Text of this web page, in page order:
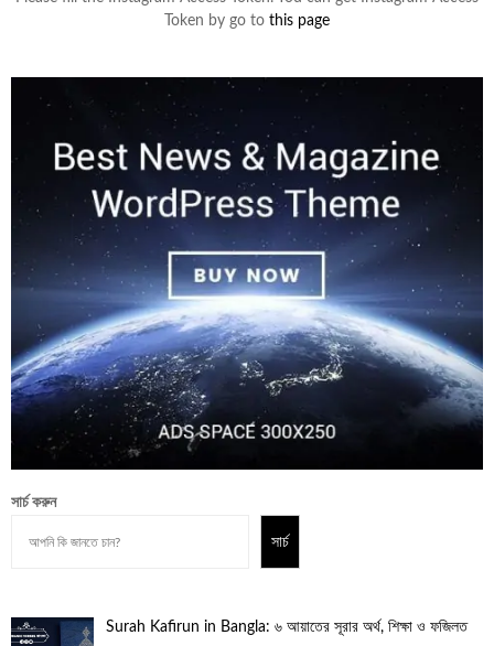
Token by go to this page
সার্চ করুন
সার্চ
Surah Kafirun in Bangla: ৬ আয়াতের সূরার অর্থ, শিক্ষা ও ফজিলত